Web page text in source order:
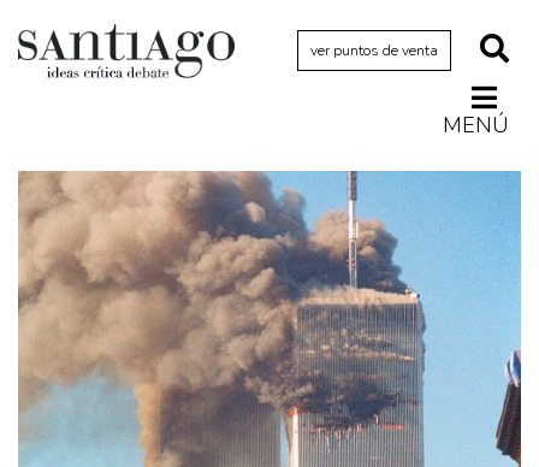
ver puntos de venta
MENÚ
Actualidad
Archivo Cenfoto-UDP
Arquetipos de situación
Artes visuales
Cine y televisión
Ciudad
Cómics